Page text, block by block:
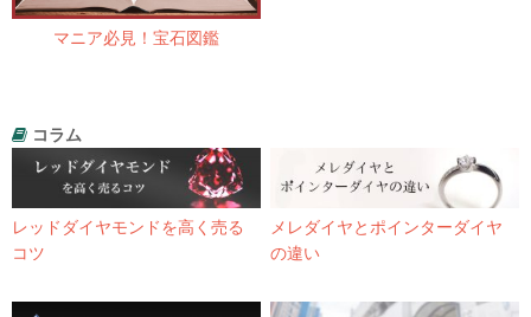
マニア必見！宝石図鑑
コラム
レッドダイヤモンドを高く売る
コツ
メレダイヤとポインターダイヤ
の違い